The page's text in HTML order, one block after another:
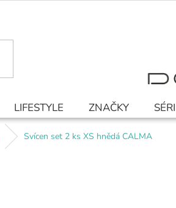
LIFESTYLE ZNAČKY
Svícen set 2 ks XS hnědá CALMA